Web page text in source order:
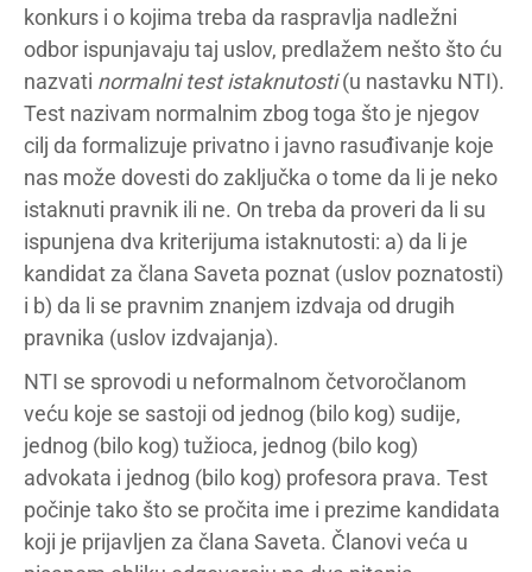
konkurs i o kojima treba da raspravlja nadležni
odbor ispunjavaju taj uslov, predlažem nešto što ću
nazvati normalni test istaknutosti(u nastavku NTI).
Test nazivam normalnim zbog toga što je njegov
cilj da formalizuje privatno i javno rasuđivanje koje
nas može dovesti do zaključka o tome da li je neko
istaknuti pravnik ili ne. On treba da proveri da li su
ispunjena dva kriterijuma istaknutosti: a) da li je
kandidat za člana Saveta poznat (uslov poznatosti)
i b) da li se pravnim znanjem izdvaja od drugih
pravnika (uslov izdvajanja).
NTI se sprovodi u neformalnom četvoročlanom
veću koje se sastoji od jednog (bilo kog) sudije,
jednog (bilo kog) tužioca, jednog (bilo kog)
advokata i jednog (bilo kog) profesora prava. Test
počinje tako što se pročita ime i prezime kandidata
koji je prijavljen za člana Saveta. Članovi veća u